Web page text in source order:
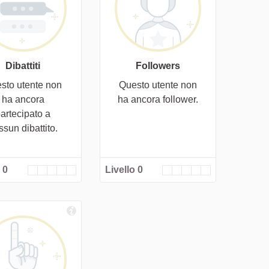
Dibattiti
utente non
ha ancora
a
dibattito.
0
Followers
Questo utente non
ha ancora follower.
Livello 0